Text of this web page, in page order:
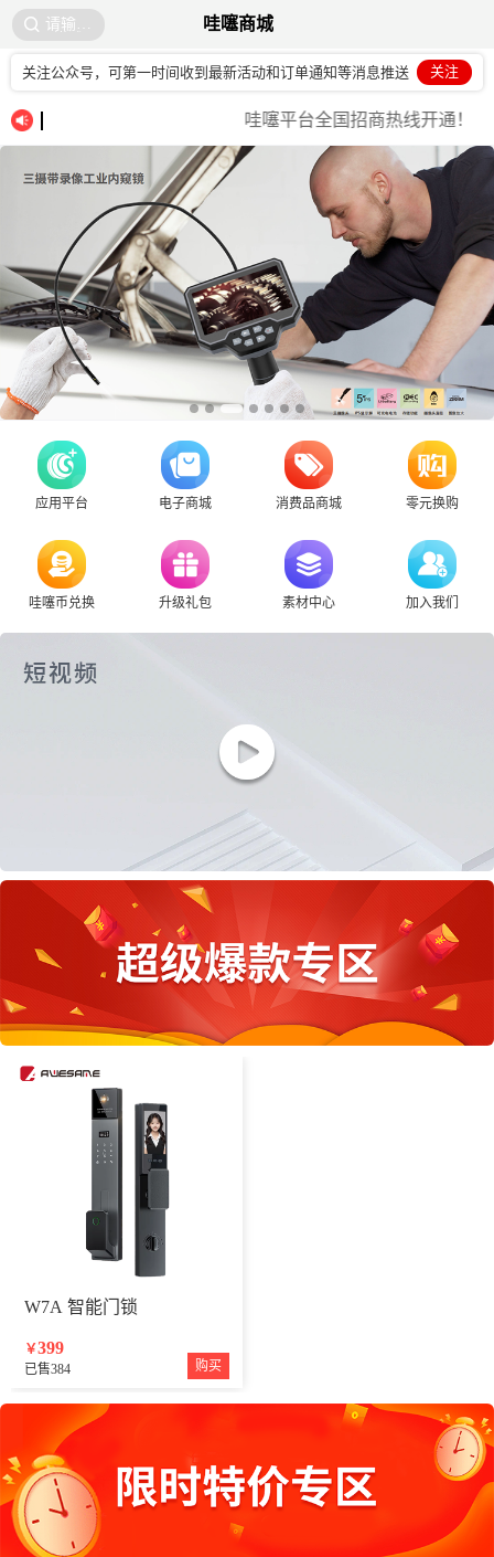
哇噻商城
请输入
关注公众号，可第一时间收到最新活动和订单通知等消息推送
关注
哇噻平台全国招商热线开通！
应用平台 电子商城 消费品商城 零元换购
哇噻币兑换 升级礼包 素材中心 加入我们
W7A 智能门锁
￥399
已售384 购买